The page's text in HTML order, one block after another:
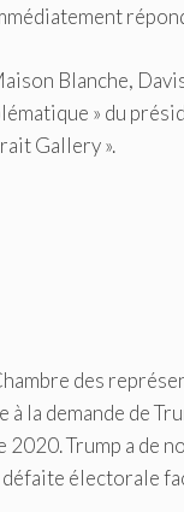
Blanche,
» du
Gallery ».
des
la demande de
Trump a de
électorale